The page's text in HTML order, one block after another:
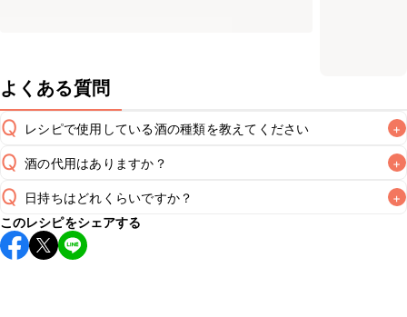
よくある質問
Q レシピで使用している酒の種類を教えてください +
A
Q 酒の代用はありますか？ +
A
Q 日持ちはどれくらいですか？ +
こちらのレシピは出来たてをお召し上がりいただくことをお
すすめします。
このレシピをシェアする